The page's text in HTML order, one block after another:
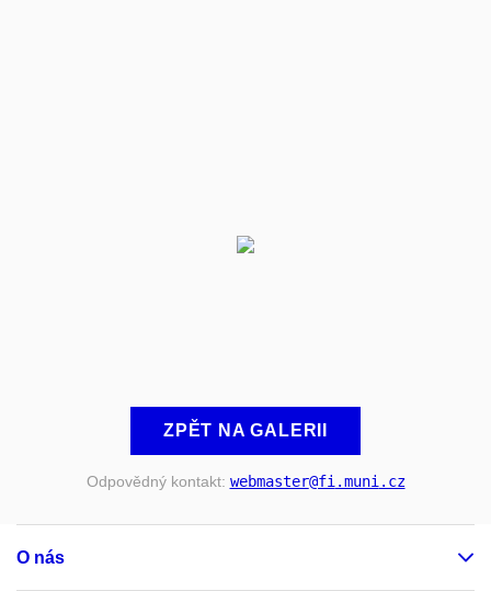
ZPĚT NA GALERII
Odpovědný kontakt: webmaster@fi .muni .cz
O nás